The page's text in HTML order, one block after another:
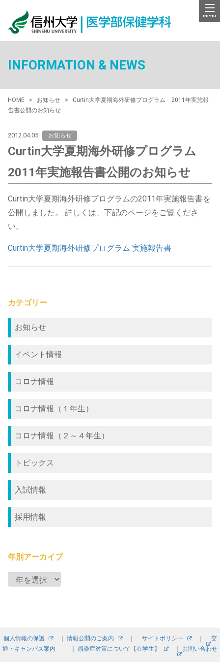
menu
INFORMATION & NEWS
HOME お知らせ
Curtin大学夏期海外研修プログラム 2011年実施報
告書公開のお知らせ
2012.04.05 お知らせ
Curtin大学夏期海外研修プログラム
2011年実施報告書公開のお知らせ
Curtin大学夏期海外研修プログラムの2011年実施報告書を
公開しました。 詳しくは、下記のページをご覧くださ
い。
Curtin大学夏期海外研修プログラム 実施報告書
カテゴリー
お知らせ
イベント情報
コロナ情報
コロナ情報（１年生）
コロナ情報（２～４年生）
トピックス
入試情報
採用情報
年別アーカイブ
個人情報の保護 ｜情報公開のご案内 ｜ サイトポリシー ｜ 交
通・キャンパス案内
感染症対策について【在学生】 お問い合わせ